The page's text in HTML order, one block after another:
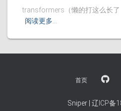
transformers（懒的打这么长
阅读更多…
首页
Sniper | 辽ICP备